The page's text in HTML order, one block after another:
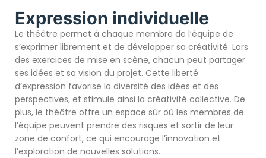
Expression individuelle
Le théâtre permet à chaque membre de l’équipe de
s’exprimer librement et de développer sa créativité. Lors
des exercices de mise en scène, chacun peut partager
ses idées et sa vision du projet. Cette liberté
d’expression favorise la diversité des idées et des
perspectives, et stimule ainsi la créativité collective. De
plus, le théâtre offre un espace sûr où les membres de
l’équipe peuvent prendre des risques et sortir de leur
zone de confort, ce qui encourage l’innovation et
l’exploration de nouvelles solutions.